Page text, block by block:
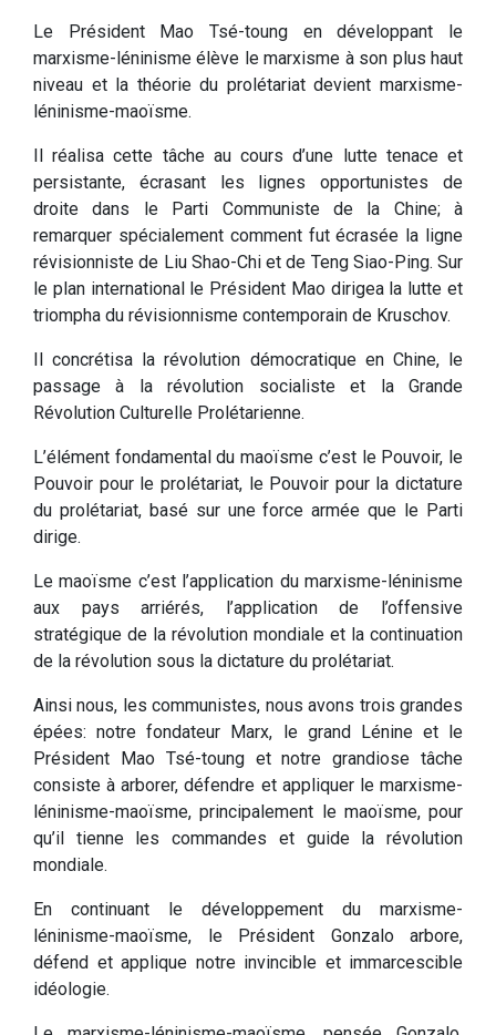
Le Président Mao Tsé-toung en développant le
marxisme-léninisme élève le marxisme à son plus haut
niveau et la théorie du prolétariat devient marxisme-
léninisme-maoïsme.
Il réalisa cette tâche au cours d’une lutte tenace et
persistante, écrasant les lignes opportunistes de
droite dans le Parti Communiste de la Chine; à
remarquer spécialement comment fut écrasée la ligne
révisionniste de Liu Shao-Chi et de Teng Siao-Ping. Sur
le plan international le Président Mao dirigea la lutte et
triompha du révisionnisme contemporain de Kruschov.
Il concrétisa la révolution démocratique en Chine, le
passage à la révolution socialiste et la Grande
Révolution Culturelle Prolétarienne.
L’élément fondamental du maoïsme c’est le Pouvoir, le
Pouvoir pour le prolétariat, le Pouvoir pour la dictature
du prolétariat, basé sur une force armée que le Parti
dirige.
Le maoïsme c’est l’application du marxisme-léninisme
aux pays arriérés, l’application de l’offensive
stratégique de la révolution mondiale et la continuation
de la révolution sous la dictature du prolétariat.
Ainsi nous, les communistes, nous avons trois grandes
épées: notre fondateur Marx, le grand Lénine et le
Président Mao Tsé-toung et notre grandiose tâche
consiste à arborer, défendre et appliquer le marxisme-
léninisme-maoïsme, principalement le maoïsme, pour
qu’il tienne les commandes et guide la révolution
mondiale.
En continuant le développement du marxisme-
léninisme-maoïsme, le Président Gonzalo arbore,
défend et applique notre invincible et immarcescible
idéologie.